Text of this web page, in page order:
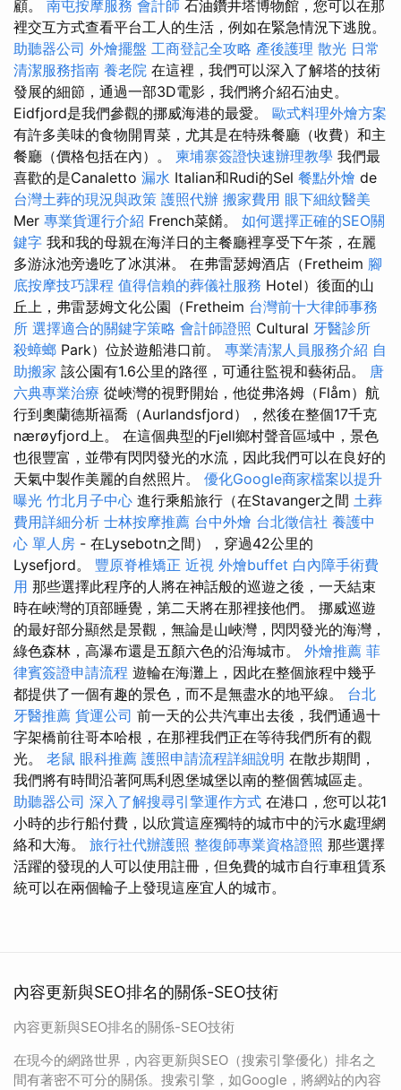
顧。 南屯按摩服務 會計師 石油鑽井塔博物館，您可以在那
裡交互方式查看平台工人的生活，例如在緊急情況下逃脫。
助聽器公司 外燴擺盤 工商登記全攻略 產後護理 散光 日常
清潔服務指南 養老院 在這裡，我們可以深入了解塔的技術
發展的細節，通過一部3D電影，我們將介紹石油史。
Eidfjord是我們參觀的挪威海港的最愛。 歐式料理外燴方案
有許多美味的食物開胃菜，尤其是在特殊餐廳（收費）和主
餐廳（價格包括在內）。 柬埔寨簽證快速辦理教學 我們最
喜歡的是Canaletto 漏水 Italian和Rudi的Sel 餐點外燴 de
台灣土葬的現況與政策 護照代辦 搬家費用 眼下細紋醫美
Mer 專業貨運行介紹 French菜餚。 如何選擇正確的SEO關
鍵字 我和我的母親在海洋日的主餐廳裡享受下午茶，在麗
多游泳池旁邊吃了冰淇淋。 在弗雷瑟姆酒店（Fretheim 腳
底按摩技巧課程 值得信賴的葬儀社服務 Hotel）後面的山
丘上，弗雷瑟姆文化公園（Fretheim 台灣前十大律師事務
所 選擇適合的關鍵字策略 會計師證照 Cultural 牙醫診所
殺蟑螂 Park）位於遊船港口前。 專業清潔人員服務介紹 自
助搬家 該公園有1.6公里的路徑，可通往監視和藝術品。 唐
六典專業治療 從峽灣的視野開始，他從弗洛姆（Flåm）航
行到奧蘭德斯福喬（Aurlandsfjord），然後在整個17千克
nærøyfjord上。 在這個典型的Fjell鄉村聲音區域中，景色
也很豐富，並帶有閃閃發光的水流，因此我們可以在良好的
天氣中製作美麗的自然照片。 優化Google商家檔案以提升
曝光 竹北月子中心 進行乘船旅行（在Stavanger之間 土葬
費用詳細分析 士林按摩推薦 台中外燴 台北徵信社 養護中
心 單人房 - 在Lysebotn之間），穿過42公里的
Lysefjord。 豐原脊椎矯正 近視 外燴buffet 白內障手術費
用 那些選擇此程序的人將在神話般的巡遊之後，一天結束
時在峽灣的頂部睡覺，第二天將在那裡接他們。 挪威巡遊
的最好部分顯然是景觀，無論是山峽灣，閃閃發光的海灣，
綠色森林，高瀑布還是五顏六色的沿海城市。 外燴推薦 菲
律賓簽證申請流程 遊輪在海灘上，因此在整個旅程中幾乎
都提供了一個有趣的景色，而不是無盡水的地平線。 台北
牙醫推薦 貨運公司 前一天的公共汽車出去後，我們通過十
字架橋前往哥本哈根，在那裡我們正在等待我們所有的觀
光。 老鼠 眼科推薦 護照申請流程詳細說明 在散步期間，
我們將有時間沿著阿馬利恩堡城堡以南的整個舊城區走。
助聽器公司 深入了解搜尋引擎運作方式 在港口，您可以花1
小時的步行船付費，以欣賞這座獨特的城市中的污水處理網
絡和大海。 旅行社代辦護照 整復師專業資格證照 那些選擇
活躍的發現的人可以使用註冊，但免費的城市自行車租賃系
統可以在兩個輪子上發現這座宜人的城市。
內容更新與SEO排名的關係-SEO技術
內容更新與SEO排名的關係-SEO技術
在現今的網路世界，內容更新與SEO（搜索引擎優化）排名之
間有著密不可分的關係。搜索引擎，如Google，將網站的內容